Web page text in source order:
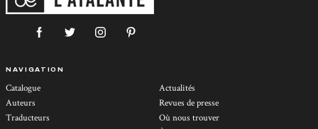
NAVIGATION
Catalogue
Auteurs
Traducteurs
Actualités
Revues de presse
Où nous trouver